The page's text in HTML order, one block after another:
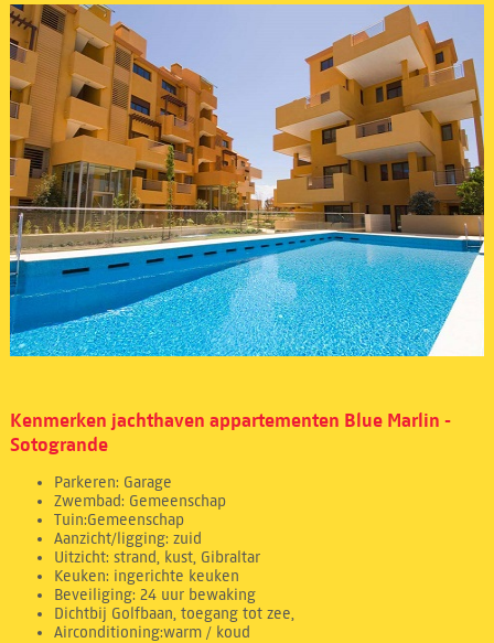
Kenmerken jachthaven appartementen Blue Marlin -
Sotogrande
Parkeren: Garage
Zwembad: Gemeenschap
Tuin:Gemeenschap
Aanzicht/ligging: zuid
Uitzicht: strand, kust, Gibraltar
Keuken: ingerichte keuken
Beveiliging: 24 uur bewaking
Dichtbij Golfbaan, toegang tot zee,
Airconditioning:warm / koud